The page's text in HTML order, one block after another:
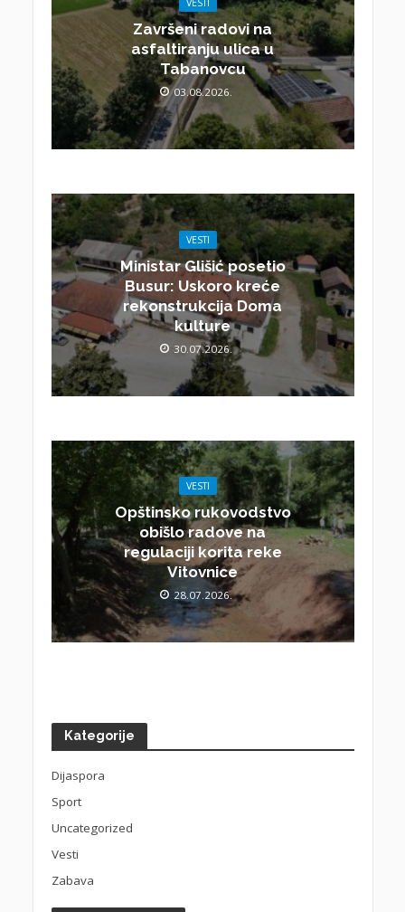
VESTI
Završeni radovi na
asfaltiranju ulica u
Tabanovcu
03.08.2026.
VESTI
Ministar Glišić posetio
Busur: Uskoro kreće
rekonstrukcija Doma
kulture
30.07.2026.
VESTI
Opštinsko rukovodstvo
obišlo radove na
regulaciji korita reke
Vitovnice
28.07.2026.
Kategorije
Dijaspora
Sport
Uncategorized
Vesti
Zabava